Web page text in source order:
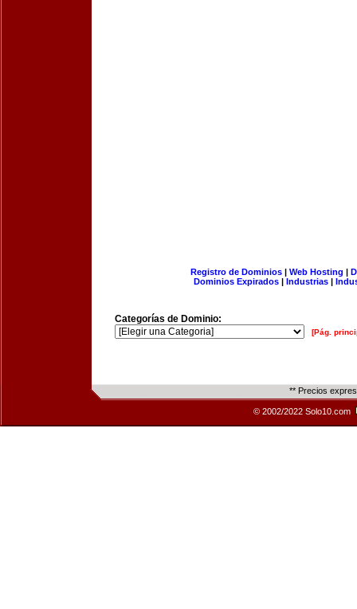
Registro de Dominios| Web Hosting |
Dominios Expirados | Industrias |
Categorías de Dominio:
[Pág.
** Precios
© 2002/2022 Solo10.com